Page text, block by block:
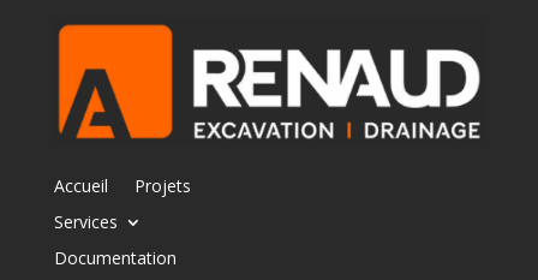
Accueil
Projets
Services
Documentation